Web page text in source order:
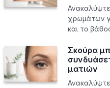
χρωμάτων
και το
Σκούρα
ματιών